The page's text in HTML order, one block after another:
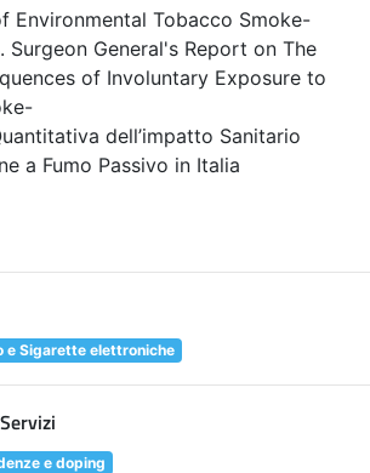
Environmental Tobacco Smoke-
Surgeon General's Report on The
of Involuntary Exposure to
-
dell’impatto Sanitario
a Fumo Passivo in Italia
e Sigarette elettroniche
e doping